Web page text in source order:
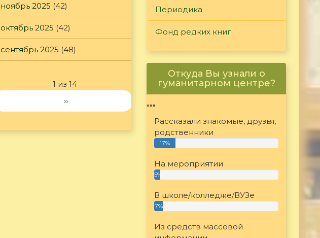
ноябрь 2025 (42)
октябрь 2025 (42)
сентябрь 2025 (48)
1 из 14
››
Периодика
Фонд редких книг
Откуда Вы узнали о
гуманитарном центре?
"""
Рассказали знакомые, друзья,
родственники
17%
На мероприятии
5%
В школе/колледже/ВУЗе
7%
Из средств массовой